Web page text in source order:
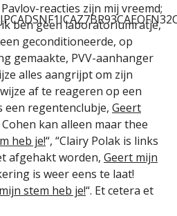
Pavlov-reacties zijn mij vreemd;
ik ben geen laboratoriumratje,
geconditioneerde, op
gemaakte, PVV-aanhanger
alles aangrijpt om zijn
af te reageren op een
een regentenclubje, Geert
Cohen kan alleen maar thee
heb je!“, “Clairy Polak is links
afgehakt worden, Geert mijn
is weer eens te laat!
stem heb je!“. Et cetera et